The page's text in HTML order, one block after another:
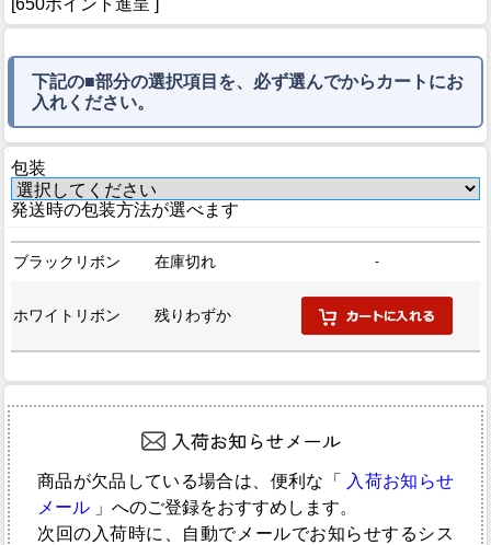
[650ポイント進呈 ]
下記の■部分の選択項目を、必ず選んでからカートにお
入れください。
包装
発送時の包装方法が選べます
ブラックリボン 在庫切れ -
ホワイトリボン 残りわずか
商品が欠品している場合は、便利な「
入荷お知らせ
メール 」へのご登録をおすすめします。
次回の入荷時に、自動でメールでお知らせするシス